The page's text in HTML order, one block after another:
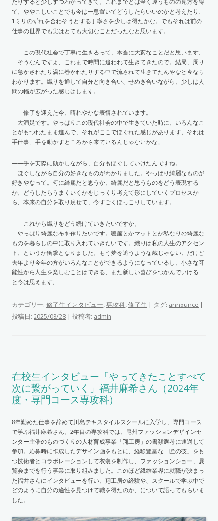
たりすると少しずつわかってきて。これまでとは全く違うものの見方を得
て、ややこしいことでも今は一息置いてどうしたらいいのかと考えたり、
1ミリのずれを合わそうとする丁寧さを少しは得たかな。でもそれは前の
仕事の世界でも実はとても大切なことだったなと思います。
——この現代社会で丁寧に生きるって、本当に大変なことだと思います。
そうなんですよ、これまで時間に追われて生きてきたので。結局、周り
に急かされたり渦に巻かれたりする中で流されて生きてたんやなと今なら
わかります。織りを通して自分と向き合い、せめぎ合いながら、少しは人
間の幅が広がった感じはします。
——修了を迎えた今、晴れやかな表情されています。
大満足です。やっぱりこの現代社会の中で生きていた時に、いろんなこ
とがもつれたまま進んで、それがここでほぐれた感じがあります。それは
手仕事、手を動かすところから来ているんじゃないかな。
——手を実際に動かしながら、自分もほぐしていけたんですね。
ほぐしながら自分の好きなものがわかりました。やっぱり綺麗なものが
好きやなって。何に綺麗だと思うか、綺麗だと思うものをどう表現する
か、どうしたらうまくいくかをじっくり考えて形にしていくプロセスか
ら、本来の自分を取り戻せて、今すごくほっこりしています。
——これから織りをどう続けていきたいですか。
やっぱり綺麗な布を作りたいです。暖簾とかマットとか私なりの綺麗な
ものを暮らしの中に取り入れていきたいです。織りは私の人生のアクセン
ト、というか衝撃となりました。もう夢を追うような歳じゃない。だけど
去年より今年の方がいろんなことができるようになっているし、小さな可
能性から人生を楽しむことはできる、また新しい喜びをつかんでいける、
と今は思えます。
カテゴリー: 修了生インタビュー,専攻科,修了生 | タグ: announce |
投稿日: 2025/08/28 | 投稿者: admin
在校生インタビュー「やってきたことすべて
次に繋がっていく」福井麻希さん（2024年
度・専門コース専攻科）
8年勤めた仕事を辞めて川島テキスタイルスクールに入学し、専門コース
で学ぶ福井麻希さん。2年目の専攻科では、尾州ファッションデザインセ
ンター主催のものづくりの人材育成事業「翔工房」の書類選考に通過して
参加。応募時に作成したデザイン画をもとに、経験豊富な「匠の技」をも
つ技術者とコラボレーションして衣装を制作し、ファッションショー、展
覧会までを行う事業に取り組みました。このほど繊維業界に就職が決まっ
た福井さんにインタビューを行い、翔工房の経験や、スクールで学ぶ中で
どのように自分の適性を見つけて職を得たのか、について語ってもらいま
した。